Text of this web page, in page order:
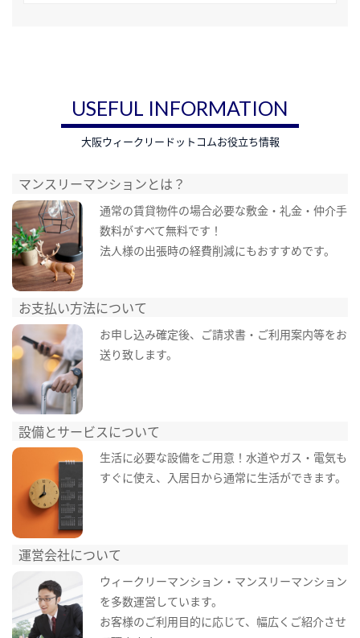
USEFUL INFORMATION
大阪ウィークリードットコムお役立ち情報
マンスリーマンションとは？
通常の賃貸物件の場合必要な敷金・礼金・仲介手
数料がすべて無料です！
法人様の出張時の経費削減にもおすすめです。
お支払い方法について
お申し込み確定後、ご請求書・ご利用案内等をお
送り致します。
設備とサービスについて
生活に必要な設備をご用意！水道やガス・電気も
すぐに使え、入居日から通常に生活ができます。
運営会社について
ウィークリーマンション・マンスリーマンション
を多数運営しています。
お客様のご利用目的に応じて、幅広くご紹介させ